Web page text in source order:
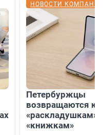
НОВОСТИ
Петербуржцы
возвращаются к
«раскладушкам»
«книжкам»